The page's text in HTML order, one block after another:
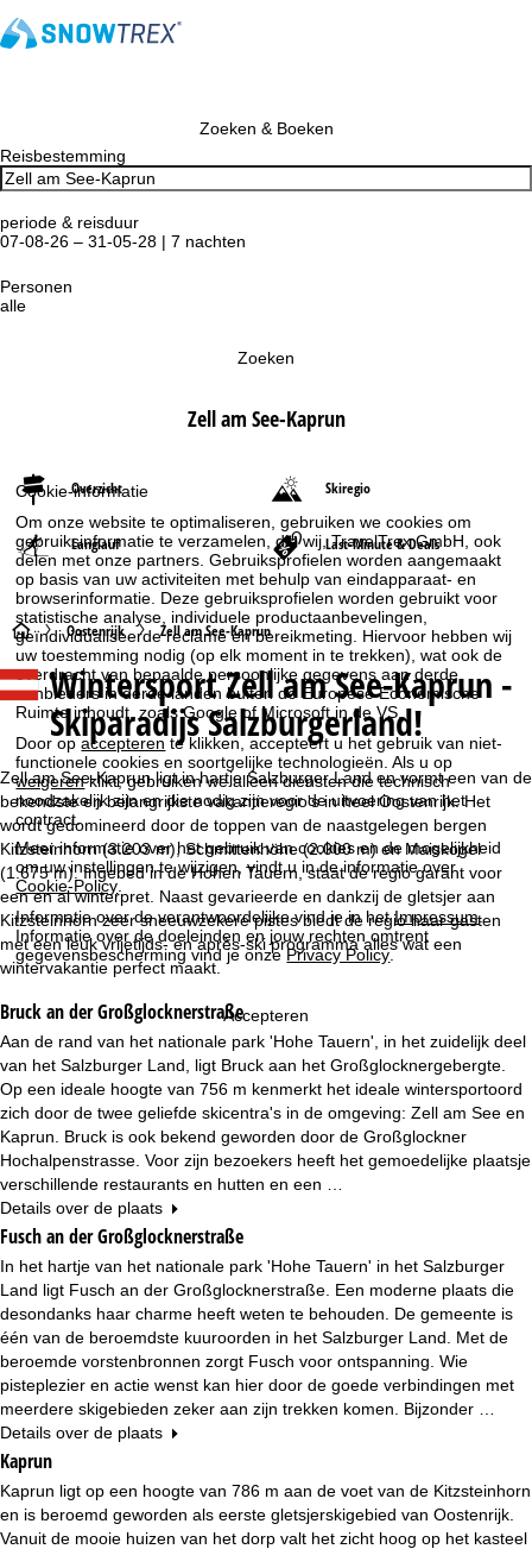
Cookie-informatie
Om onze website te optimaliseren, gebruiken we cookies om
gebruiksinformatie te verzamelen, die wij, TravelTrex GmbH, ook
delen met onze partners. Gebruiksprofielen worden aangemaakt
op basis van uw activiteiten met behulp van eindapparaat- en
browserinformatie. Deze gebruiksprofielen worden gebruikt voor
statistische analyse, individuele productaanbevelingen,
geïndividualiseerde reclame en bereikmeting. Hiervoor hebben wij
uw toestemming nodig (op elk moment in te trekken), wat ook de
overdracht van bepaalde persoonlijke gegevens aan derde
aanbieders in derde landen buiten de Europese Economische
Ruimte inhoudt, zoals Google of Microsoft in de VS.
Door opaccepteren te klikken, accepteert u het gebruik van niet-
functionele cookies en soortgelijke technologieën. Als u op
weigerenklikt, gebruiken we alleen diensten die technisch
noodzakelijk zijn en die nodig zijn voor de uitvoering van het
contract.
Meer informatie over het gebruik van cookies en de mogelijkheid
om uw instellingen te wijzigen, vindt u in de informatie over
Cookie-Policy
Informatie over de verantwoordelijke vind je in hetImpressum.
Informatie over de doeleinden en jouw rechten omtrent
gegevensbescherming vind je onze Privacy Policy.
Accepteren
Zoeken & Boeken
Reisbestemming
periode & reisduur
07-08-26 – 31-05-28 | 7 nachten
Personen
alle
Zoeken
Zell am See-Kaprun
Overzicht Skiregio
Langlauf Last-Minute & Deals
S
t
r
t
p
a
g
i
n
a
Oostenrijk Zell am See-Kaprun
Wintersport Zell am See-Kaprun -
Skiparadijs Salzburgerland!
Zell am See-Kaprun ligt in hartje Salzburger Land en vormt een van de
bekendste en belangrijkste vakantieregio's in heel Oostenrijk. Het
wordt gedomineerd door de toppen van de naastgelegen bergen
Kitzsteinhorn (3.203 m), Schmittenhöhe (2.000 m) en Maiskogel
(1.675 m). Ingebed in de Hohen Tauern, staat de regio garant voor
een en al winterpret. Naast gevarieerde en dankzij de gletsjer aan
Kitzsteinhorn zeer sneeuwzekere pistes biedt de regio haar gasten
met een leuk vrijetijds- en après-ski programma alles wat een
wintervakantie perfect maakt.
Bruck an der Großglocknerstraße
Aan de rand van het nationale park 'Hohe Tauern', in het zuidelijk deel
van het Salzburger Land, ligt Bruck aan het Großglocknergebergte.
Op een ideale hoogte van 756 m kenmerkt het ideale wintersportoord
zich door de twee geliefde skicentra's in de omgeving: Zell am See en
Kaprun. Bruck is ook bekend geworden door de Großglockner
Hochalpenstrasse. Voor zijn bezoekers heeft het gemoedelijke plaatsje
verschillende restaurants en hutten en een …
Details over de plaats
Fusch an der Großglocknerstraße
In het hartje van het nationale park 'Hohe Tauern' in het Salzburger
Land ligt Fusch an der Großglocknerstraße. Een moderne plaats die
desondanks haar charme heeft weten te behouden. De gemeente is
één van de beroemdste kuuroorden in het Salzburger Land. Met de
beroemde vorstenbronnen zorgt Fusch voor ontspanning. Wie
pisteplezier en actie wenst kan hier door de goede verbindingen met
meerdere skigebieden zeker aan zijn trekken komen. Bijzonder …
Details over de plaats
Kaprun
Kaprun ligt op een hoogte van 786 m aan de voet van de Kitzsteinhorn
en is beroemd geworden als eerste gletsjerskigebied van Oostenrijk.
Vanuit de mooie huizen van het dorp valt het zicht hoog op het kasteel